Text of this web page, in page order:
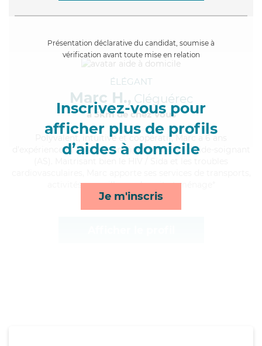
Présentation déclarative du candidat, soumise à
vérification avant toute mise en relation
Inscrivez-vous pour
afficher plus de profils
d’aides à domicile
Je m'inscris
ÉLÉGANT
Marc H., Cléguérec
à 5km de chez Vous
, intuitive et coopératif, Marc a 6 ans
d'expérience et possède un diplôme d'Etat d'aide-soignant
activités, surveillance de nuit et ménage*